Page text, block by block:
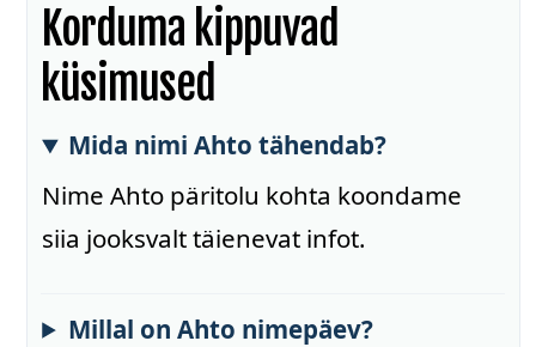
Korduma kippuvad
küsimused
Mida nimi Ahto tähendab?
Nime Ahto päritolu kohta koondame
siia jooksvalt täienevat infot.
Millal on Ahto nimepäev?